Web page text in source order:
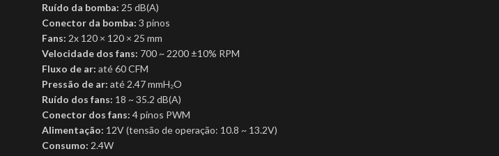
Ruído da bomba: 25 dB(A)
Conector da bomba: 3 pinos
Fans: 2x 120 × 120 × 25 mm
Velocidade dos fans: 700 ~ 2200 ±10% RPM
Fluxo de ar: até 60 CFM
Pressão de ar: até 2.47 mmH₂O
Ruído dos fans: 18 ~ 35.2 dB(A)
Conector dos fans: 4 pinos PWM
Alimentação: 12V (tensão de operação: 10.8 ~ 13.2V)
Consumo: 2.4W